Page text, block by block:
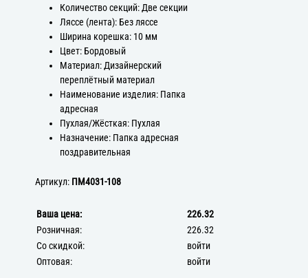
Количество секций: Две секции
Ляссе (лента): Без ляссе
Ширина корешка: 10 мм
Цвет: Бордовый
Материал: Дизайнерский
переплётный материал
Наименование изделия: Папка
адресная
Пухлая/Жёсткая: Пухлая
Назначение: Папка адресная
поздравительная
Артикул: ПМ4031-108
Ваша цена:
226.32
Розничная:
226.32
Со скидкой:
войти
Оптовая:
войти